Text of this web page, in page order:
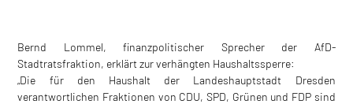
Bernd Lommel, finanzpolitischer Sprecher der AfD-
Stadtratsfraktion, erklärt zur verhängten Haushaltssperre:
„Die für den Haushalt der Landeshauptstadt Dresden
verantwortlichen Fraktionen von CDU, SPD, Grünen und FDP sind